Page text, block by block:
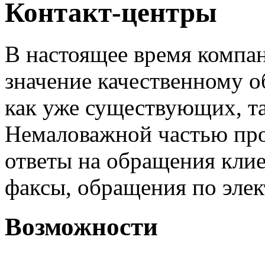
Контакт-центры
В настоящее время
значение качественному
как уже существующих,
Немаловажной частью
ответы на обращения
факсы, обращения по
Возможности